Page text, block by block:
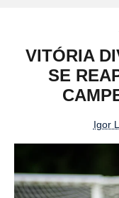
VITÓRIA
SE
Igor